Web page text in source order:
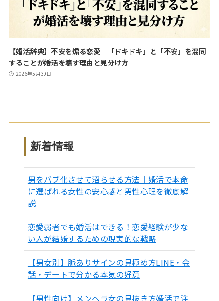
【婚活辞典】不安を煽る恋愛｜「ドキドキ」と「不安」を混同
することが婚活を壊す理由と見分け方
2026年5月30日
新着情報
男をバブ化させて沼らせる方法｜婚活で本命
に選ばれる女性の安心感と男性心理を徹底解
説
恋愛弱者でも婚活はできる！恋愛経験が少な
い人が結婚するための現実的な戦略
【男女別】脈ありサインの見極め方LINE・会
話・デートで分かる本気の好意
【男性向け】メンヘラ女の見抜き方婚活で注